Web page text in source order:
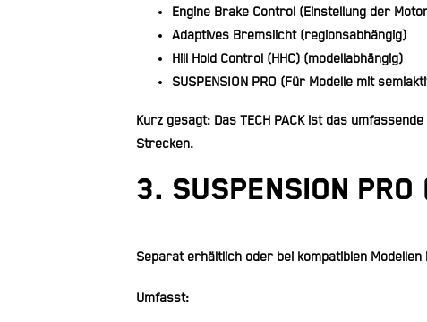
Engine Brake Control(Einstellung der
Adaptives Bremslicht(regionsabhängig)
Hill Hold Control(HHC) (modellabhängig)
SUSPENSION PRO (Für Modelle mit
Kurz gesagt: Das TECH PACK ist das
Strecken.
3. SUSPENSION
Separat erhältlich oder bei kompatiblen
Umfasst: